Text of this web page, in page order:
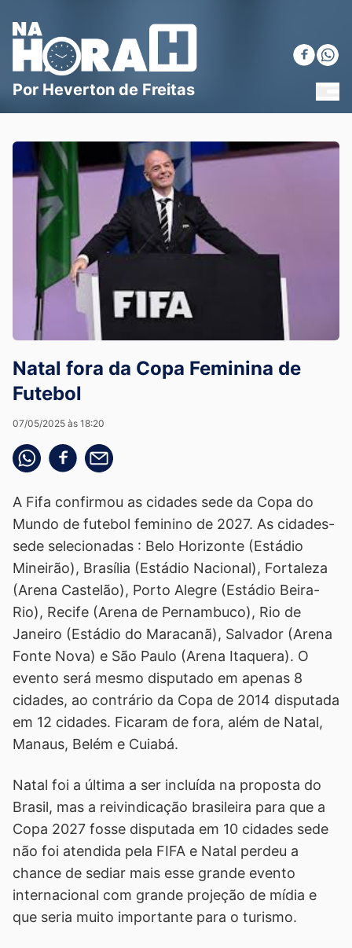
Blog Na Hora H
Por Heverton de Freitas
Natal fora da Copa Feminina de
Futebol
07/05/2025 às 18:20
Compartilhe pelo whatsapp
Compartilhar no facebook
Compartilhe pelo email
A Fifa confirmou as cidades sede da Copa do
Mundo de futebol feminino de 2027. As cidades-
sede selecionadas : Belo Horizonte (Estádio
Mineirão), Brasília (Estádio Nacional), Fortaleza
(Arena Castelão), Porto Alegre (Estádio Beira-
Rio), Recife (Arena de Pernambuco), Rio de
Janeiro (Estádio do Maracanã), Salvador (Arena
Fonte Nova) e São Paulo (Arena Itaquera). O
evento será mesmo disputado em apenas 8
cidades, ao contrário da Copa de 2014 disputada
em 12 cidades. Ficaram de fora, além de Natal,
Manaus, Belém e Cuiabá.
Natal foi a última a ser incluída na proposta do
Brasil, mas a reivindicação brasileira para que a
Copa 2027 fosse disputada em 10 cidades sede
não foi atendida pela FIFA e Natal perdeu a
chance de sediar mais esse grande evento
internacional com grande projeção de mídia e
que seria muito importante para o turismo.